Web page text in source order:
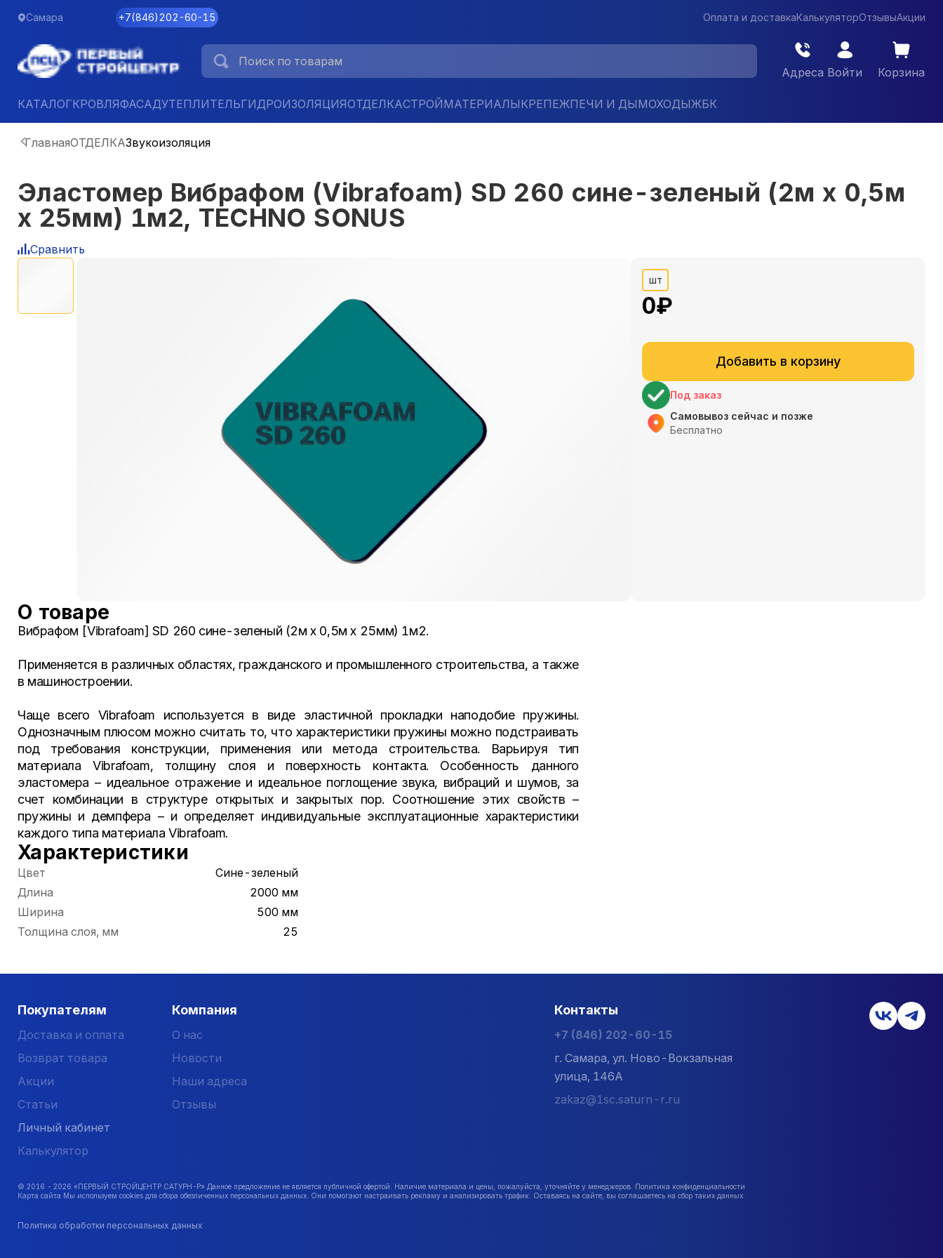
Самара +7(846)202-60-15 Оплата и доставкаКалькуляторОтзывыАкции
Адреса Войти Корзина
КАТАЛОГКРОВЛЯФАСАДУТЕПЛИТЕЛЬГИДРОИЗОЛЯЦИЯОТДЕЛКАСТРОЙМАТЕРИАЛЫКРЕПЕЖПЕЧИ И ДЫМОХОДЫЖБК
ГлавнаяОТДЕЛКАЗвукоизоляция
Эластомер Вибрафом (Vibrafoam) SD 260 сине-зеленый (2м х 0,5м
x 25мм) 1м2, TECHNO SONUS
Сравнить
шт
0₽
Добавить в корзину
Под заказ
Самовывоз сейчас и позже
Бесплатно
О товаре
Вибрафом [Vibrafoam] SD 260 сине-зеленый (2м х 0,5м x 25мм) 1м2.
Применяется в различных областях, гражданского и промышленного строительства, а также
в машиностроении.
Чаще всего Vibrafoam используется в виде эластичной прокладки наподобие пружины.
Однозначным плюсом можно считать то, что характеристики пружины можно подстраивать
под требования конструкции, применения или метода строительства. Варьируя тип
материала Vibrafoam, толщину слоя и поверхность контакта. Особенность данного
эластомера – идеальное отражение и идеальное поглощение звука, вибраций и шумов, за
счет комбинации в структуре открытых и закрытых пор. Соотношение этих свойств –
пружины и демпфера – и определяет индивидуальные эксплуатационные характеристики
каждого типа материала Vibrafoam.
Характеристики
Цвет
Сине-зеленый
Длина
2000 мм
Ширина
500 мм
Толщина слоя, мм
25
Покупателям
Доставка и оплата
Возврат товара
Акции
Статьи
Личный кабинет
Калькулятор
Компания
О нас
Новости
Наши адреса
Отзывы
Контакты
+7 (846) 202-60-15
г. Самара, ул. Ново-Вокзальная
улица, 146А
zakaz@1sc.saturn-r.ru
© 2016 - 2026 «ПЕРВЫЙ СТРОЙЦЕНТР САТУРН-Р» Данное предложение не является публичной офертой. Наличие материала и цены, пожалуйста, уточняйте у менеджеров. Политика конфиденциальности
Карта сайта Мы используем cookies для сбора обезличенных персональных данных. Они помогают настраивать рекламу и анализировать трафик. Оставаясь на сайте, вы соглашаетесь на сбор таких данных.
Политика обработки персональных данных